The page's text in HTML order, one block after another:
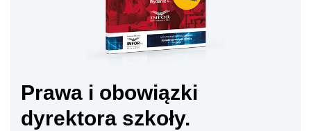
Prawa i obowiązki
dyrektora szkoły.